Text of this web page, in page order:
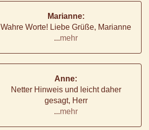
Marianne:
Wahre Worte! Liebe Grüße, Marianne
...mehr
Anne:
Netter Hinweis und leicht daher
gesagt, Herr
...mehr